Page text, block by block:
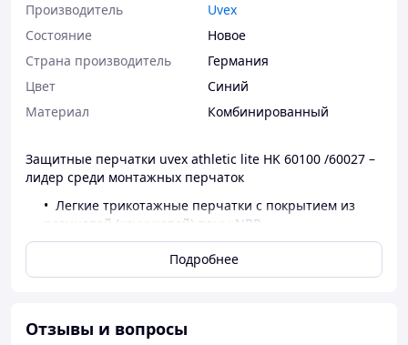
Производитель
Uvex
Состояние
Новое
Страна производитель
Германия
Цвет
Синий
Материал
Комбинированный
Защитные перчатки uvex athletic lite HK 60100 /60027 –
лидер среди монтажных перчаток
Легкие трикотажные перчатки с покрытием из
резиновой (каучуковой) пены NBR
Для точных механических работ
Хорошая стойкость к механическому истиранию
полиамидной подложки и покрытия
Высокая воздухопроницаемость
Подробнее
Отзывы и вопросы